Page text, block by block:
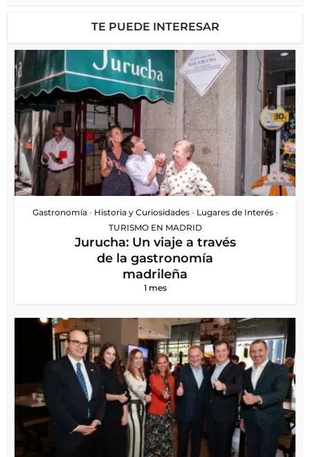
TE PUEDE INTERESAR
Gastronomía • Historia y Curiosidades • Lugares de Interés •
TURISMO EN MADRID
Jurucha: Un viaje a través
de la gastronomía
madrileña
1 mes